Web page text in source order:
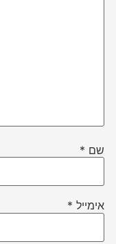
שם *
אימייל *